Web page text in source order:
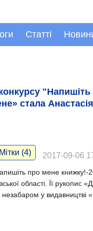
Статті
"Напишіть
стала
Мітки (4) 2017-09-06
про мене книжку!-
області. Її рукопис
у видавництві